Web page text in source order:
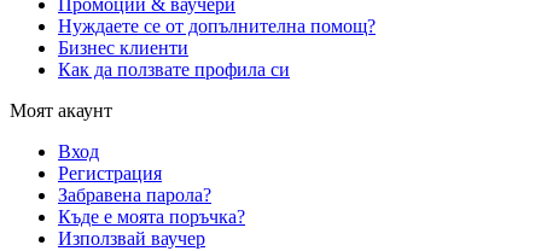
Промоции & ваучери
Нуждаете се от допълнителна помощ?
Бизнес клиенти
Как да ползвате профила си
Моят акаунт
Вход
Регистрация
Забравена парола?
Къде е моята поръчка?
Използвай ваучер